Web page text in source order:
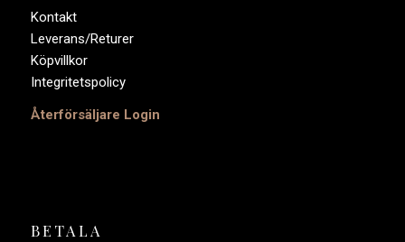
Kontakt
Leverans/Returer
Köpvillkor
Integritetspolicy
Återförsäljare Login
BETALA